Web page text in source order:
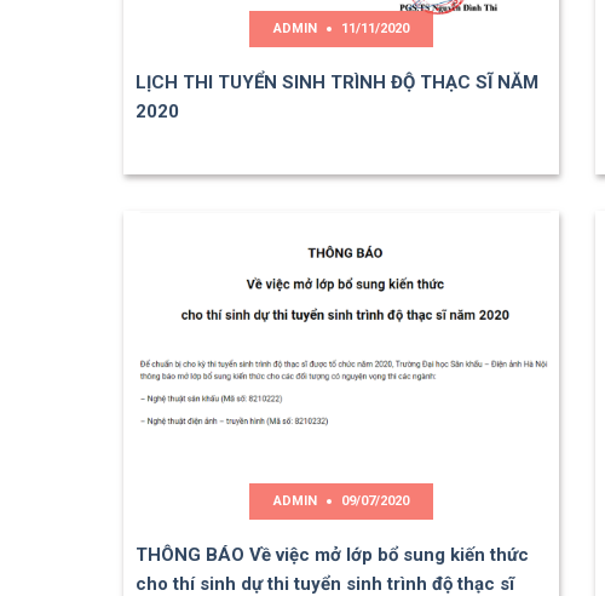
ADMIN 11/11/2020
LỊCH THI TUYỂN SINH TRÌNH ĐỘ THẠC SĨ NĂM
2020
ADMIN 09/07/2020
THÔNG BÁO Về việc mở lớp bổ sung kiến thức
cho thí sinh dự thi tuyển sinh trình độ thạc sĩ